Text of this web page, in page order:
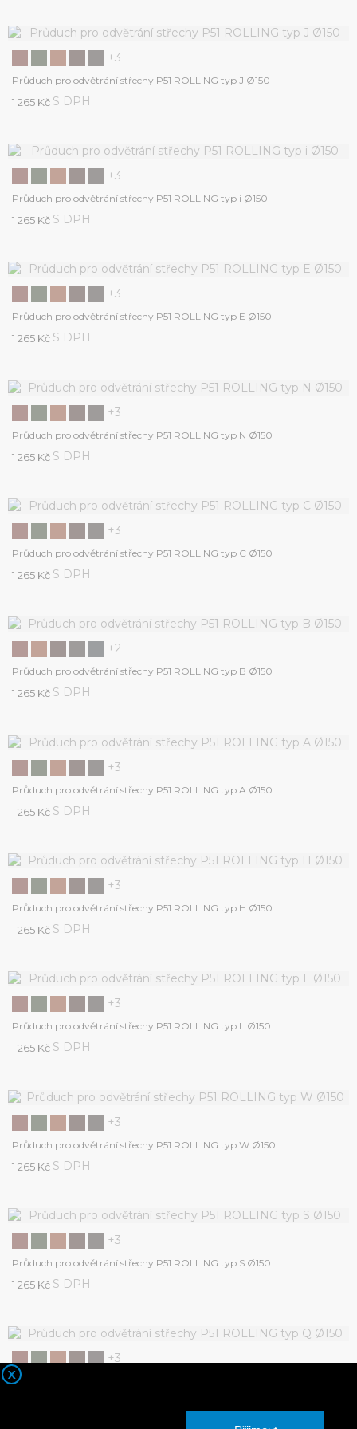
X
+3
Průduch pro odvětrání střechy P51 ROLLING typ J Ø150
1 265 Kč S DPH
+3
Průduch pro odvětrání střechy P51 ROLLING typ i Ø150
1 265 Kč S DPH
+3
Průduch pro odvětrání střechy P51 ROLLING typ E Ø150
1 265 Kč S DPH
+3
Průduch pro odvětrání střechy P51 ROLLING typ N Ø150
1 265 Kč S DPH
+3
Průduch pro odvětrání střechy P51 ROLLING typ C Ø150
1 265 Kč S DPH
+2
Průduch pro odvětrání střechy P51 ROLLING typ B Ø150
1 265 Kč S DPH
+3
Průduch pro odvětrání střechy P51 ROLLING typ A Ø150
1 265 Kč S DPH
+3
Průduch pro odvětrání střechy P51 ROLLING typ H Ø150
1 265 Kč S DPH
+3
Průduch pro odvětrání střechy P51 ROLLING typ L Ø150
1 265 Kč S DPH
+3
Průduch pro odvětrání střechy P51 ROLLING typ W Ø150
1 265 Kč S DPH
+3
Průduch pro odvětrání střechy P51 ROLLING typ S Ø150
1 265 Kč S DPH
+3
Průduch pro odvětrání střechy P51 ROLLING typ Q Ø150